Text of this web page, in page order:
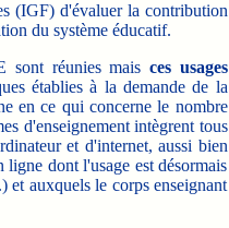
(IGF) d'évaluer la contribution
du système éducatif.
sont réunies mais ces usages
établies à la demande de la
en ce qui concerne le nombre
d'enseignement intègrent tous
et d'internet, aussi bien
dont l'usage est désormais
et auxquels le corps enseignant